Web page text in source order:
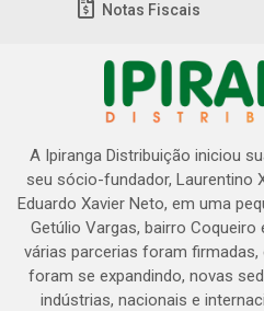
Notas Fiscais
A Ipiranga Distribuição iniciou
seu sócio-fundador, Laurentino
Eduardo Xavier Neto, em uma
Getúlio Vargas, bairro Coqueiro
várias parcerias foram
foram se expandindo, novas
indústrias, nacionais e